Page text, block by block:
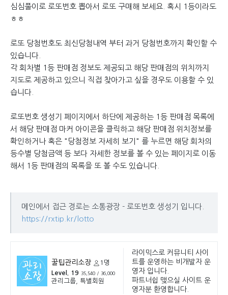
심심풀이로 로또번호 뽑아서 로또 구매해 보세요. 혹시 1등이라도
ㅎㅎ
로또 당첨번호도 최신당첨내역 부터 과거 당첨번호까지 확인할 수
있습니다.
각 회차별 1등 판매점 정보도 제공되고 해당 판매점의 위치까지
지도로 제공하고 있으니 직접 찾아가고 싶을 경우도 이용할 수 있
습니다.
로또번호 생성기 페이지에서 하단에 제공하는 1등 판매점 목록에
서 해당 판매점 마커 아이콘을 클릭하고 해당 판매점 위치정보를
확인하거나 혹은 "당첨정보 자세히 보기" 를 누르면 해당 회차의
등수별 당첨금액 등 보다 자세한 정보를 볼 수 있는 페이지로 이동
해서 1등 판매점의 목록을 또 볼 수도 있습니다.
메인에서 접근 경로는 소통광장 - 로또번호 생성기 입니다.
https://rxtip.kr/lotto
꿀팁관리소장
1명
Level. 19
35,540 / 36,000
관리그룹, 특별회원
라이믹스로 커뮤니티 사이
트를 운영하는 비개발자 운
영자 입니다.
파트너쉽 맺으실 사이트 운
영자분 환영합니다.